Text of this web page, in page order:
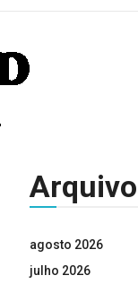
agosto 2026
julho 2026